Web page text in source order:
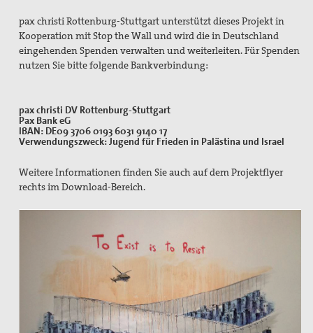
Gedenken an Josef Ruf
Texte zum Thema Spiritualität
Friedensgebet zum Internationalen Tag der
Menschenrechte
Mitmachen
Spenden
Mitglied werden
pax christi Rottenburg-Stuttgart unterstützt dieses Projekt in
Kooperation mit Stop the Wall und wird die in Deutschland
eingehenden Spenden verwalten und weiterleiten. Für Spenden
nutzen Sie bitte folgende Bankverbindung:
pax christi DV Rottenburg-Stuttgart
Pax Bank eG
IBAN: DE09 3706 0193 6031 9140 17
Verwendungszweck: Jugend für Frieden in Palästina und Israel
Weitere Informationen finden Sie auch auf dem Projektflyer
rechts im Download-Bereich.